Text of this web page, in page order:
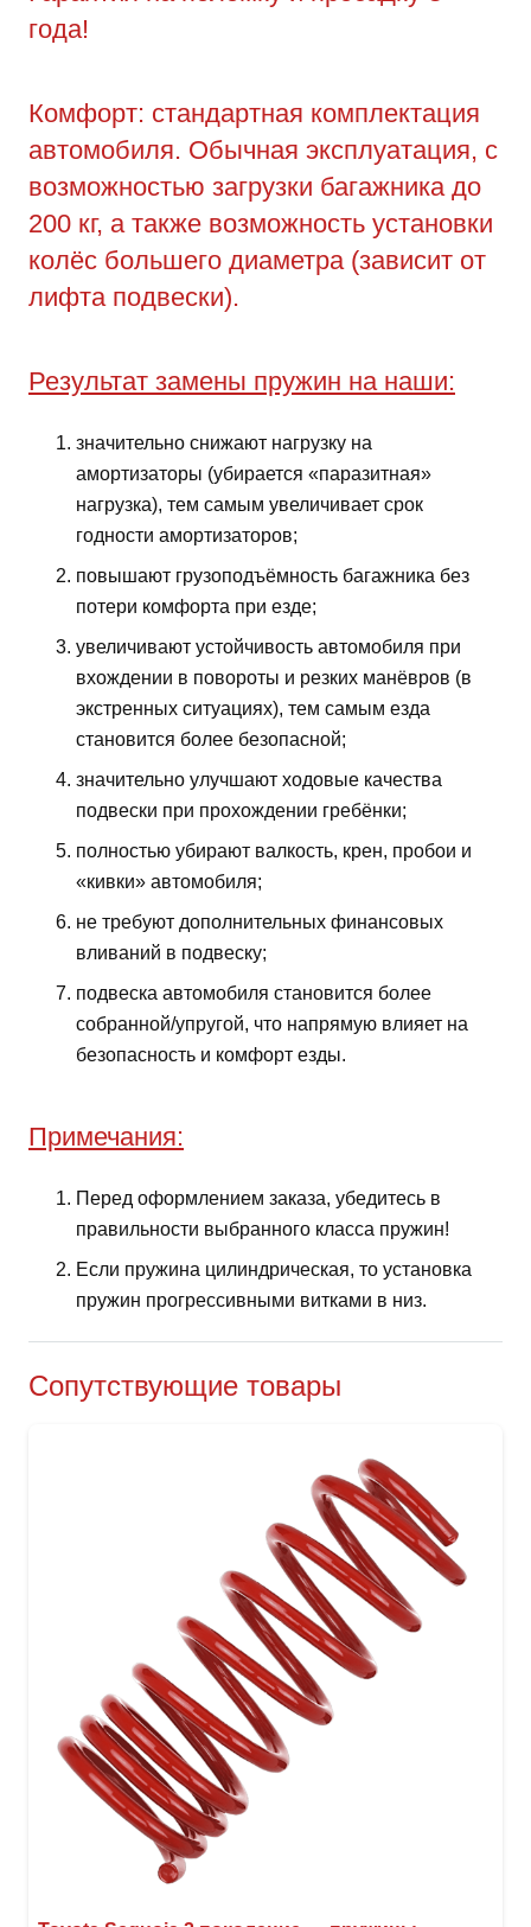
года!
Комфорт: стандартная комплектация
автомобиля. Обычная эксплуатация, с
возможностью загрузки багажника до
200 кг, а также возможность установки
колёс большего диаметра (зависит от
лифта подвески).
Результат замены пружин на наши:
значительно снижают нагрузку на
амортизаторы (убирается «паразитная»
нагрузка), тем самым увеличивает срок
годности амортизаторов;
повышают грузоподъёмность багажника без
потери комфорта при езде;
увеличивают устойчивость автомобиля при
вхождении в повороты и резких манёвров (в
экстренных ситуациях), тем самым езда
становится более безопасной;
значительно улучшают ходовые качества
подвески при прохождении гребёнки;
полностью убирают валкость, крен, пробои и
«кивки» автомобиля;
не требуют дополнительных финансовых
вливаний в подвеску;
подвеска автомобиля становится более
собранной/упругой, что напрямую влияет на
безопасность и комфорт езды.
Примечания:
Перед оформлением заказа, убедитесь в
правильности выбранного класса пружин!
Если пружина цилиндрическая, то установка
пружин прогрессивными витками в низ.
Сопутствующие товары